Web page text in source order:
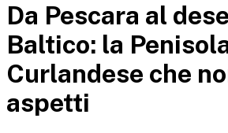
Da Pescara al
Baltico: la
Curlandese che
aspetti